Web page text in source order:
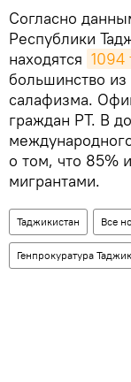
Согласно
Республики
находятся 1094
большинство
салафизма.
граждан РТ. В
о том, что 85%
мигрантами.
Таджикистан Все
Генпрокуратура